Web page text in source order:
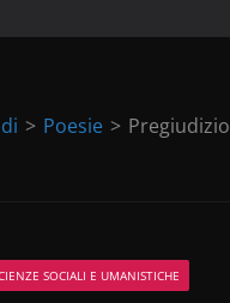
> Poesie > Pregiudizio
SOCIALI E UMANISTICHE